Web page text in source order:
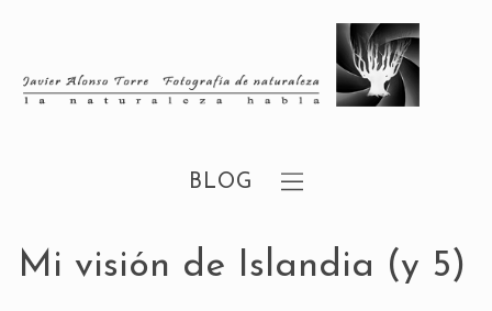
BLOG
Mi visión de Islandia (y 5)